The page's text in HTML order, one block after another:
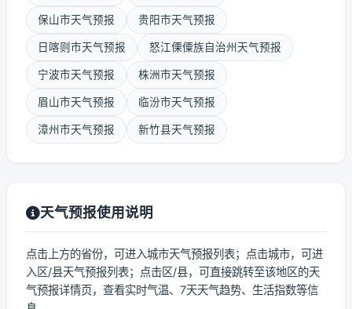
保山市天气预报 贵阳市天气预报
日喀则市天气预报 怒江傈僳族自治州天气预报
宁波市天气预报 株洲市天气预报
眉山市天气预报 临汾市天气预报
漳州市天气预报 新竹县天气预报
天气预报使用说明
点击上方的省份，可进入城市天气预报列表；点击城市，可进
入区/县天气预报列表；点击区/县，可直接跳转至该地区的天
气预报详情页，查看实时气温、7天天气趋势、生活指数等信